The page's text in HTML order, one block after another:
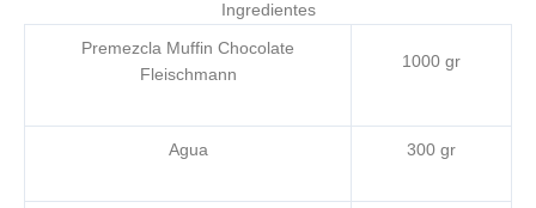
Ingredientes
Premezcla Muffin Chocolate
Fleischmann
1000 gr
Agua 300 gr